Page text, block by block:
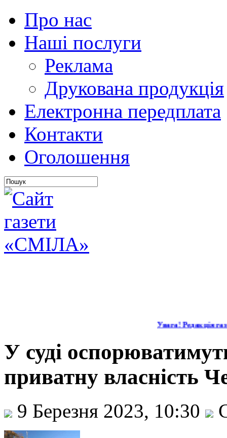
Про нас
Наші послуги
Реклама
Друкована продукція
Електронна передплата
Контакти
Оголошення
Увага! Редакція
У суді
приватну власність
9 Березня 2023, 10:30